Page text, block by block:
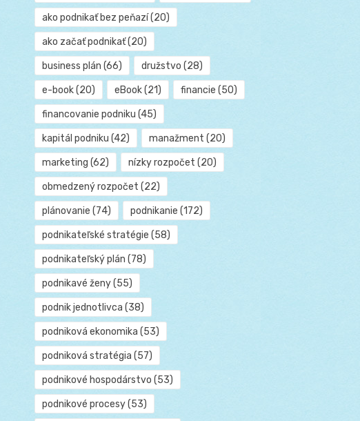
ako podnikať bez peňazí(20)
ako začať podnikať(20)
business plán (66) družstvo (28)
e-book(20) eBook(21) financie (50)
financovanie podniku (45)
kapitál podniku (42) manažment (20)
marketing (62) nízky rozpočet (20)
obmedzený rozpočet (22)
plánovanie (74) podnikanie (172)
podnikateľské stratégie (58)
podnikateľský plán (78)
podnikavé ženy(55)
podnik jednotlivca (38)
podniková ekonomika (53)
podniková stratégia (57)
podnikové hospodárstvo (53)
podnikové procesy(53)